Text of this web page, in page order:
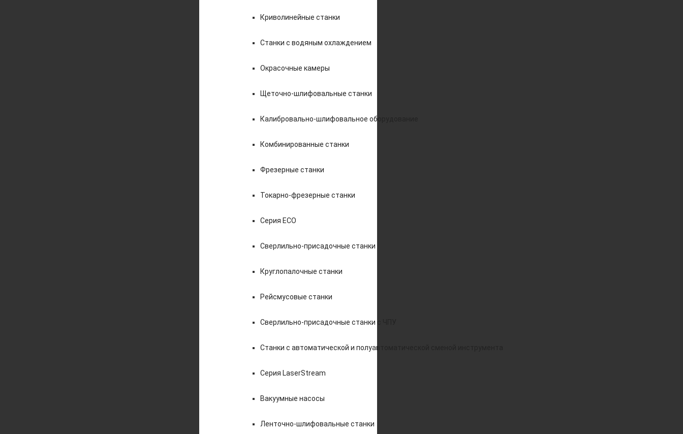
Криволинейные станки
Станки с водяным охлаждением
Окрасочные камеры
Щеточно-шлифовальные станки
Калибровально-шлифовальное оборудование
Комбинированные станки
Фрезерные станки
Токарно-фрезерные станки
Серия ECO
Сверлильно-присадочные станки
Круглопалочные станки
Рейсмусовые станки
Сверлильно-присадочные станки с ЧПУ
Станки с автоматической и полуавтоматической сменой инструмента
Серия LaserStream
Вакуумные насосы
Ленточно-шлифовальные станки